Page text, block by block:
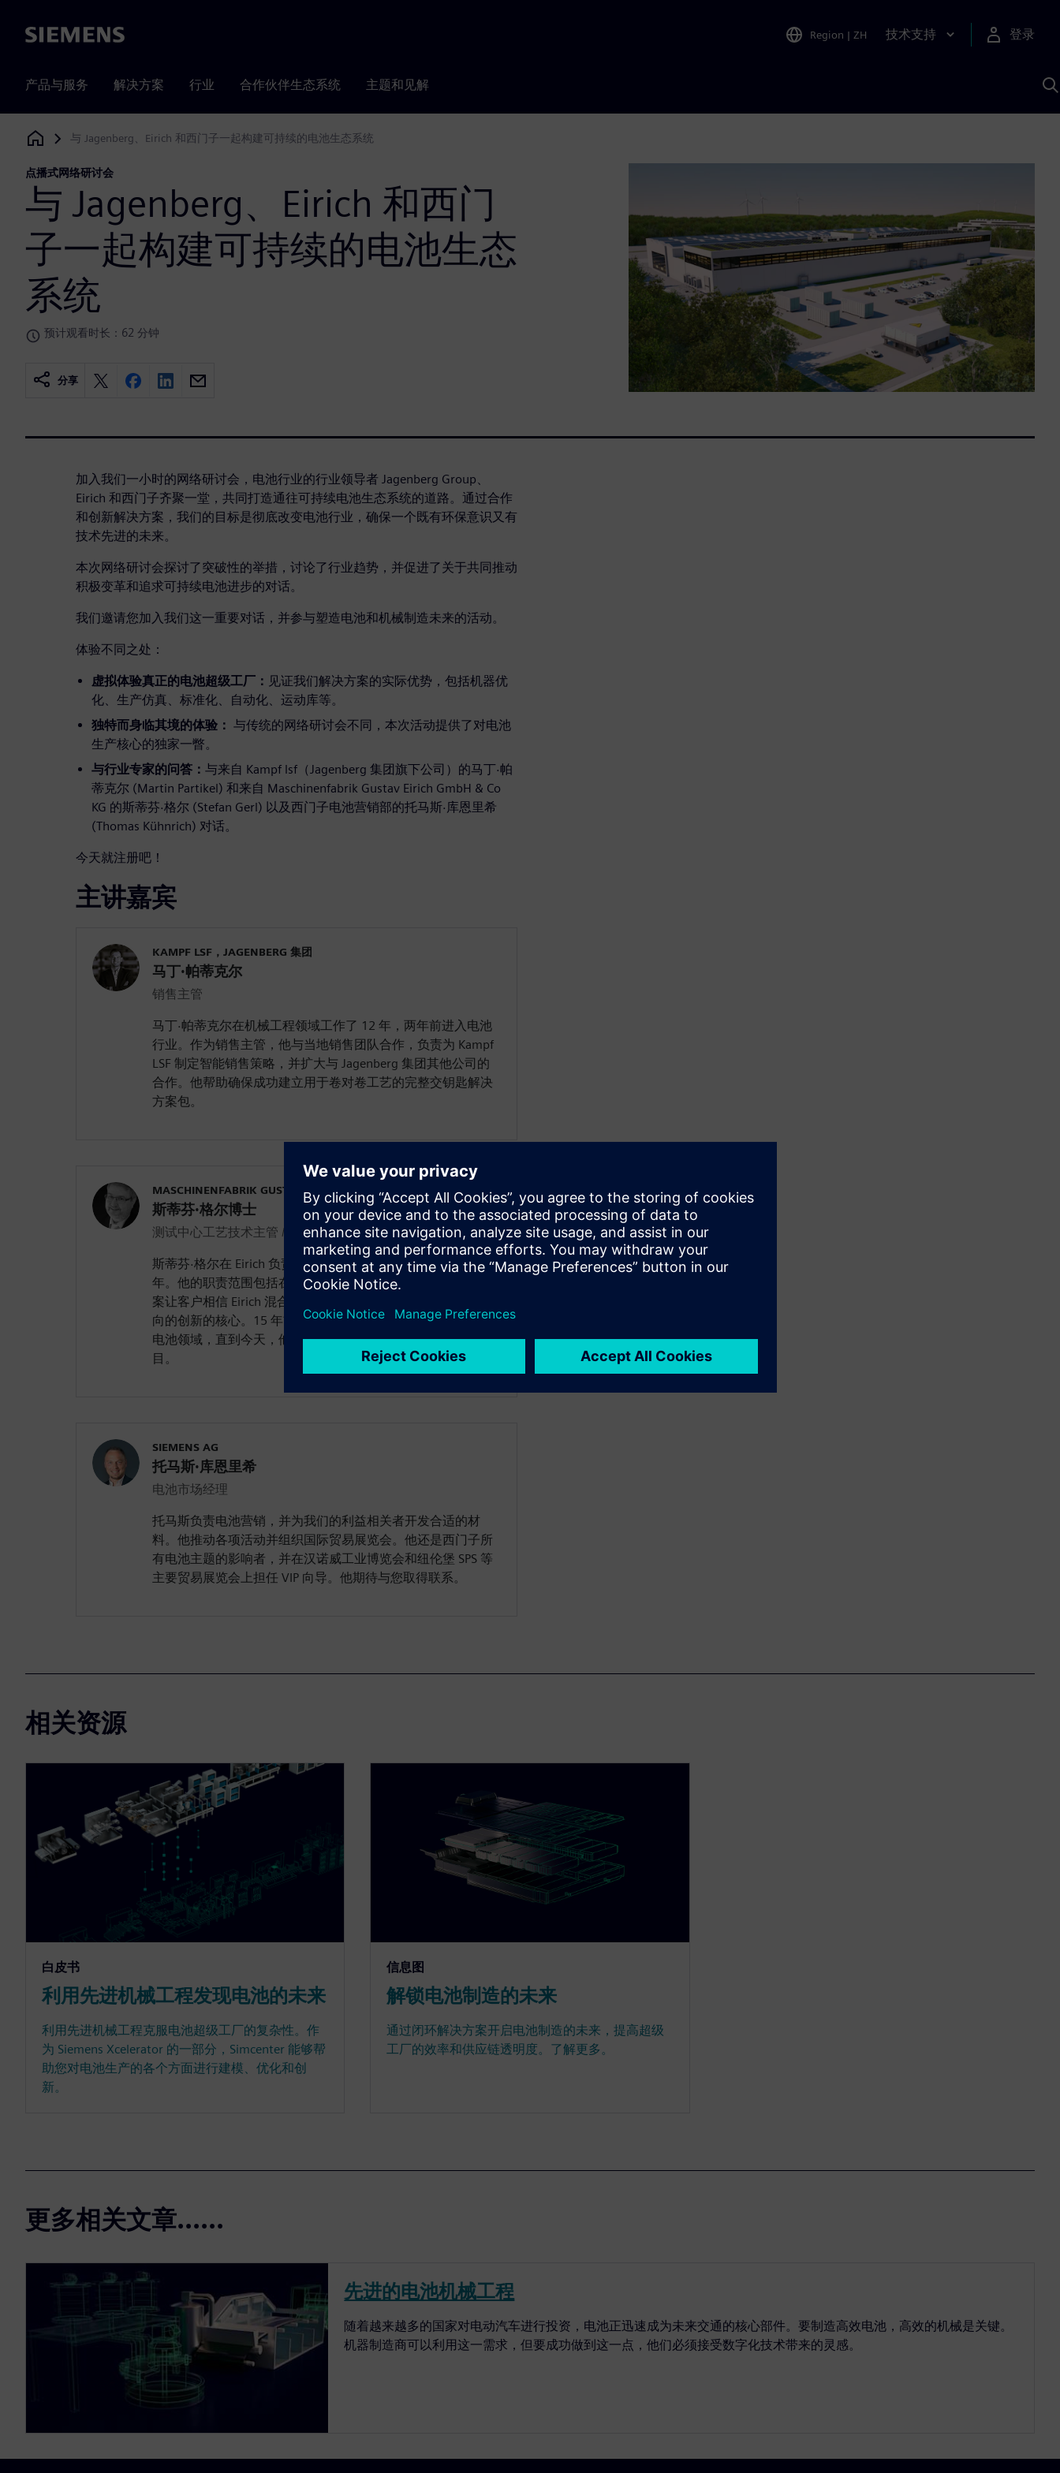
Siemens Region | ZH 技术支持 登录
产品与服务 解决方案 行业 合作伙伴生态系统 主题和见解
Siemens Digital Industries Software
与 Jagenberg、Eirich 和西门子一起构建可持续的电池生态系统
点播式网络研讨会
与 Jagenberg、Eirich 和西门
子一起构建可持续的电池生态
系统
预计观看时长：62 分钟
分享
加入我们一小时的网络研讨会，电池行业的行业领导者 Jagenberg Group、
Eirich 和西门子齐聚一堂，共同打造通往可持续电池生态系统的道路。通过合作
和创新解决方案，我们的目标是彻底改变电池行业，确保一个既有环保意识又有
技术先进的未来。
本次网络研讨会探讨了突破性的举措，讨论了行业趋势，并促进了关于共同推动
积极变革和追求可持续电池进步的对话。
我们邀请您加入我们这一重要对话，并参与塑造电池和机械制造未来的活动。
体验不同之处：
虚拟体验真正的电池超级工厂： 见证我们解决方案的实际优势，包括机器优
化、生产仿真、标准化、自动化、运动库等。
独特而身临其境的体验： 与传统的网络研讨会不同，本次活动提供了对电池
生产核心的独家一瞥。
与行业专家的问答： 与来自 Kampf lsf（Jagenberg 集团旗下公司）的马丁·帕
蒂克尔 (Martin Partikel) 和来自 Maschinenfabrik Gustav Eirich GmbH & Co
KG 的斯蒂芬·格尔 (Stefan Gerl) 以及西门子电池营销部的托马斯·库恩里希
(Thomas Kühnrich) 对话。
今天就注册吧！
主讲嘉宾
KAMPF LSF，JAGENBERG 集团
马丁·帕蒂克尔
销售主管
马丁·帕蒂克尔在机械工程领域工作了 12 年，两年前进入电池
行业。作为销售主管，他与当地销售团队合作，负责为 Kampf
LSF 制定智能销售策略，并扩大与 Jagenberg 集团其他公司的
合作。他帮助确保成功建立用于卷对卷工艺的完整交钥匙解决
方案包。
MASCHINENFABRIK GUSTAV EIRICH GMBH & CO KG
斯蒂芬·格尔博士
测试中心工艺技术主管 / 锂离子项目总监
斯蒂芬·格尔在 Eirich 负责工艺技术部门和工艺开发工作超过 22
年。他的职责范围包括在测试中心通过特别经济实惠的解决方
案让客户相信 Eirich 混合技术的效率。它是实用和以客户为导
向的创新的核心。15 年前，他开始在技术和经济上发展锂离子
电池领域，直到今天，他仍然以他的技术专长支持所有客户项
目。
SIEMENS AG
托马斯·库恩里希
电池市场经理
托马斯负责电池营销，并为我们的利益相关者开发合适的材
料。他推动各项活动并组织国际贸易展览会。他还是西门子所
有电池主题的影响者，并在汉诺威工业博览会和纽伦堡 SPS 等
主要贸易展览会上担任 VIP 向导。他期待与您取得联系。
相关资源
白皮书
利用先进机械工程发现电池的未来
利用先进机械工程克服电池超级工厂的复杂性。作
为 Siemens Xcelerator 的一部分，Simcenter 能够帮
助您对电池生产的各个方面进行建模、优化和创
新。
信息图
解锁电池制造的未来
通过闭环解决方案开启电池制造的未来，提高超级
工厂的效率和供应链透明度。了解更多。
更多相关文章......
先进的电池机械工程
随着越来越多的国家对电动汽车进行投资，电池正迅速成为未来交通的核心部件。要制造高效电池，高效的机械是关键。
机器制造商可以利用这一需求，但要成功做到这一点，他们必须接受数字化技术带来的灵感。